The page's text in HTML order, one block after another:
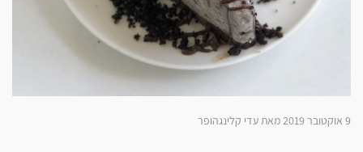
9 אוקטובר 2019 מאת עדי קלינגהופר